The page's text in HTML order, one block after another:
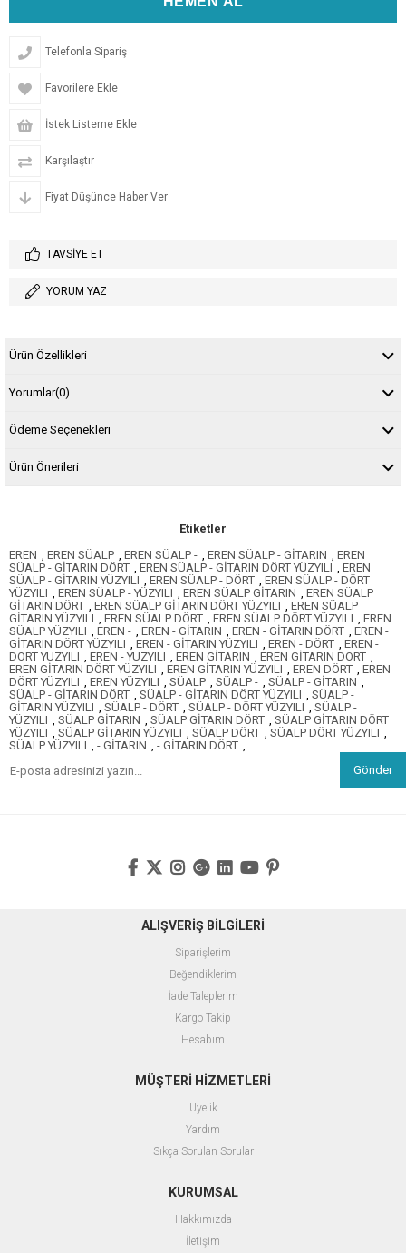
Telefonla Sipariş
Favorilere Ekle
İstek Listeme Ekle
Karşılaştır
Fiyat Düşünce Haber Ver
TAVSIYE ET
YORUM YAZ
Ürün Özellikleri
Yorumlar(0)
Ödeme Seçenekleri
Ürün Önerileri
Etiketler
EREN , EREN SÜALP , EREN SÜALP - , EREN SÜALP - GİTARIN , EREN
SÜALP - GİTARIN DÖRT , EREN SÜALP - GİTARIN DÖRT YÜZYILI , EREN
SÜALP - GİTARIN YÜZYILI , EREN SÜALP - DÖRT , EREN SÜALP - DÖRT
YÜZYILI , EREN SÜALP - YÜZYILI , EREN SÜALP GİTARIN , EREN SÜALP
GİTARIN DÖRT , EREN SÜALP GİTARIN DÖRT YÜZYILI , EREN SÜALP
GİTARIN YÜZYILI , EREN SÜALP DÖRT , EREN SÜALP DÖRT YÜZYILI , EREN
SÜALP YÜZYILI , EREN - , EREN - GİTARIN , EREN - GİTARIN DÖRT , EREN -
GİTARIN DÖRT YÜZYILI , EREN - GİTARIN YÜZYILI , EREN - DÖRT , EREN -
DÖRT YÜZYILI , EREN - YÜZYILI , EREN GİTARIN , EREN GİTARIN DÖRT ,
EREN GİTARIN DÖRT YÜZYILI , EREN GİTARIN YÜZYILI , EREN DÖRT , EREN
DÖRT YÜZYILI , EREN YÜZYILI , SÜALP , SÜALP - , SÜALP - GİTARIN ,
SÜALP - GİTARIN DÖRT , SÜALP - GİTARIN DÖRT YÜZYILI , SÜALP -
GİTARIN YÜZYILI , SÜALP - DÖRT , SÜALP - DÖRT YÜZYILI , SÜALP -
YÜZYILI , SÜALP GİTARIN , SÜALP GİTARIN DÖRT , SÜALP GİTARIN DÖRT
YÜZYILI , SÜALP GİTARIN YÜZYILI , SÜALP DÖRT , SÜALP DÖRT YÜZYILI ,
SÜALP YÜZYILI , - GİTARIN , - GİTARIN DÖRT ,
Gönder
ALIŞVERİŞ BİLGİLERİ
Siparişlerim
Beğendiklerim
İade Taleplerim
Kargo Takip
Hesabım
MÜŞTERİ HİZMETLERİ
Üyelik
Yardım
Sıkça Sorulan Sorular
KURUMSAL
Hakkımızda
İletişim